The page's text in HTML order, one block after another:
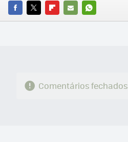
FACEBOOK
TWITTERFLIPBOARD
E-
WHATSAPP
Comentários fechados